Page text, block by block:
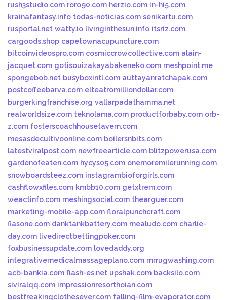
rush3studio.com roro90.com herzio.com in-hi5.com
krainafantasy.info todas-noticias.com senikartu.com
rusportal.net watty.io livinginthesun.info itsriz.com
cargoods.shop capetownacupuncture.com
bitcoinvideospro.com cosmiccrowcollective.com alain-
jacquet.com gotisouizakayabakeneko.com meshpoint.me
spongebob.net busyboxintl.com auttayanratchapak.com
postcoffeebarva.com elteatromilliondollar.com
burgerkingfranchise.org vallarpadathamma.net
realworldsize.com teknolama.com productforbaby.com orb-
z.com fosterscoachhousetavern.com
mesasdecultivoonline.com boilersnbits.com
latestviralpost.com newfreearticle.com blitzpowerusa.com
gardenofeaten.com hycys05.com onemoremilerunning.com
snowboardsteez.com instagrambioforgirls.com
cashflowxfiles.com kmbb10.com getxtrem.com
weactinfo.com meshingsocial.com thearguer.com
marketing-mobile-app.com floralpunchcraft.com
fiasone.com danktankbattery.com mealudo.com charlie-
day.com livedirectbettingpoker.com
foxbusinessupdate.com lovedaddy.org
integrativemedicalmassageplano.com mrrugwashing.com
acb-bankia.com flash-es.net upshak.com backsilo.com
siviralqq.com impressionresorthoian.com
bestfreakingclothesever.com falling-film-evaporator.com